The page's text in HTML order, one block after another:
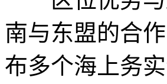
南与东盟的合
布多个海上务